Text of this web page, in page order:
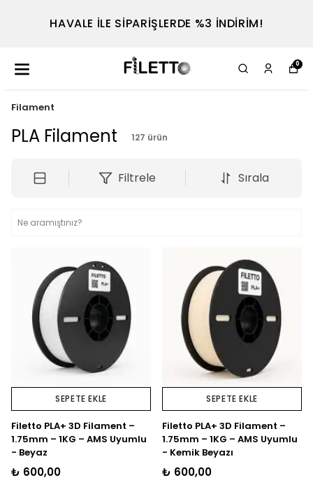
HAVALE İLE SİPARİŞLERDE %3 İNDİRİM!
0
Filament
PLA Filament 127 ürün
Filtrele Sırala
SEPETE EKLE
Filetto PLA+ 3D Filament –
1.75mm – 1KG – AMS Uyumlu
- Beyaz
₺ 600,00
SEPETE EKLE
Filetto PLA+ 3D Filament –
1.75mm – 1KG – AMS Uyumlu
- Kemik Beyazı
₺ 600,00